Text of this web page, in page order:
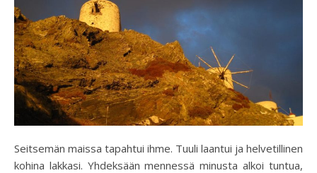
Seitsemän maissa tapahtui ihme. Tuuli laantui ja helvetillinen
kohina lakkasi. Yhdeksään mennessä minusta alkoi tuntua,